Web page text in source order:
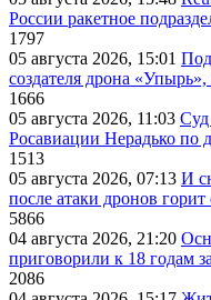
России ракетное
1797
05 августа 2026, 15:01
создателя дрона
1666
05 августа 2026, 11:03 Суд
Росавиации Нерадько по
1513
05 августа 2026, 07:13 И
после атаки дронов
5866
04 августа 2026, 21:20
приговорили к 18 годам
2086